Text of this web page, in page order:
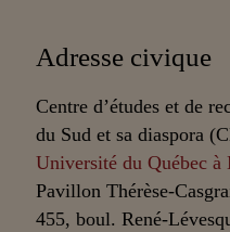
Adresse civique
Centre d’études et de
du Sud et sa diaspora
Université du Québec à
Pavillon Thérèse-
455, boul. René-